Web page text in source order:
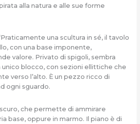
alla natura e alle sue forme
una scultura in sé, il tavolo
con una base imponente,
valore. Privato di spigoli, sembra
blocco, con sezioni ellittiche che
verso l’alto. È un pezzo ricco di
ogni sguardo.
che permette di ammirare
base, oppure in marmo. Il piano è di